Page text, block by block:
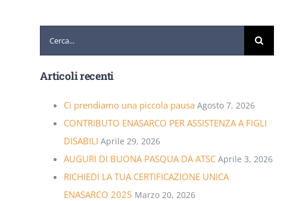
Articoli recenti
Ci prendiamo una piccola pausa Agosto 7, 2026
CONTRIBUTO ENASARCO PER ASSISTENZA A FIGLI
DISABILI Aprile 29, 2026
AUGURI DI BUONA PASQUA DA ATSC Aprile 3, 2026
RICHIEDI LA TUA CERTIFICAZIONE UNICA
ENASARCO 2025 Marzo 20, 2026